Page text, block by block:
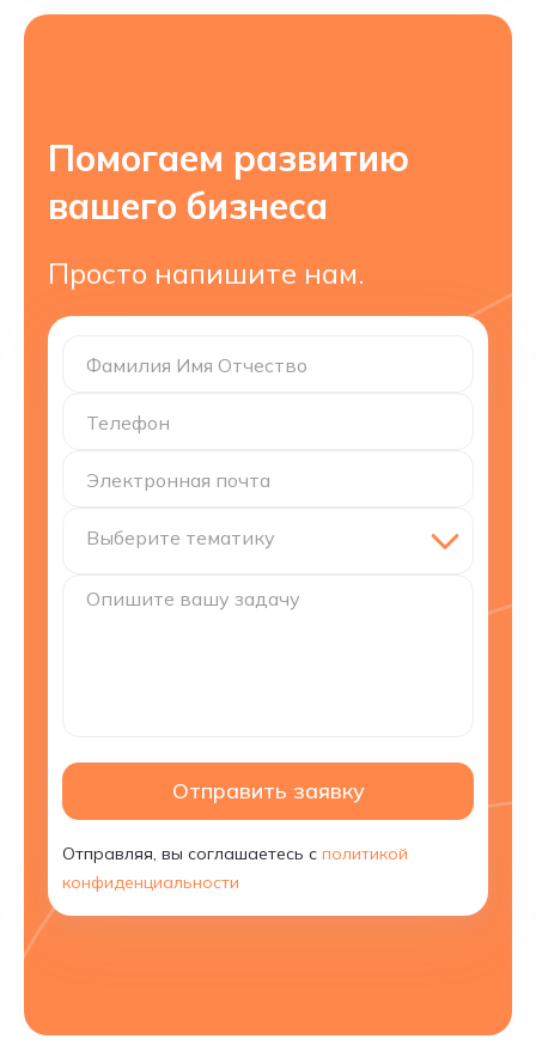
Помогаем развитию
вашего бизнеса
Просто напишите нам.
Фамилия Имя Отчество
Телефон
Электронная почта
Выберите тематику
Опишите вашу задачу
Отправить заявку
Отправляя, вы соглашаетесь с политикой
конфиденциальности